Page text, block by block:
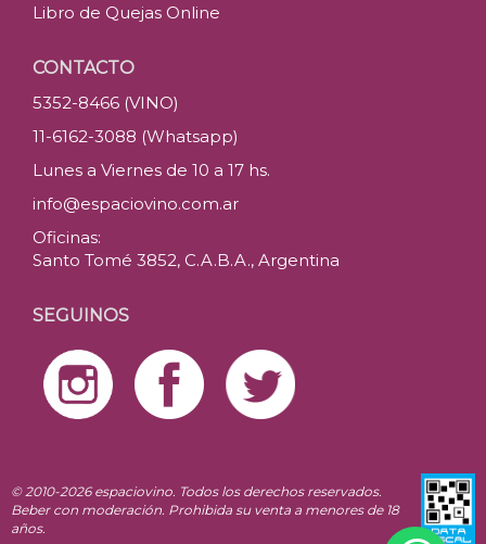
Libro de Quejas Online
CONTACTO
5352-8466 (VINO)
11-6162-3088 (Whatsapp)
Lunes a Viernes de 10 a 17 hs.
info@espaciovino.com.ar
Oficinas:
Santo Tomé 3852, C.A.B.A., Argentina
SEGUINOS
© 2010-2026 espaciovino. Todos los derechos reservados.
Beber con moderación. Prohibida su venta a menores de 18
años.